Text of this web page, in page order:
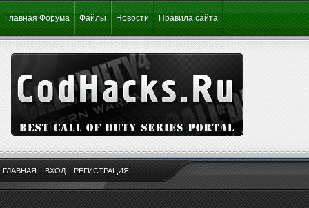
Главная Форума Файлы Новости Правила сайта
ГЛАВНАЯ ВХОД РЕГИСТРАЦИЯ